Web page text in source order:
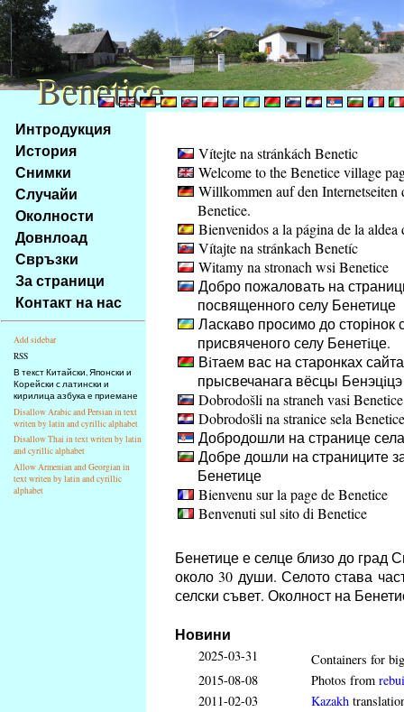
Na
obsah
stránky
Klávesové
zkratky
tomto
webu
základní
Hlavní
strana
Интродукция
История
Снимки
Случайи
Околности
Довнлоад
Свръзки
За страници
Контакт на нас
Add sidebar
RSS
В текст Китайски, Японски и
Корейски с латински и
кирилица азбука е приемане
Disallow Arabic and Persian in text
writen by latin and cyrillic alphabet
Disallow Thai in text writen by latin
and cyrillic alphabet
Allow Armenian and Georgian in
text writen by latin and cyrillic
alphabet
Vítejte na stránkách Benetic
Welcome to the Benetice village
Willkommen auf den Internetseiten
Benetice.
Bienvenidos a la página de la aldea
Vítajte na stránkach Benetíc
Witamy na stronach wsi Benetice
Добро пожаловать на
посвященного селу Бенетице
Ласкаво просимо до сторінок
присвяченого селу Бенетiце.
Вiтаем вас на старонках
прысвечанага вёсцы Бенэцiцэ
Dobrodošli na straneh vasi Benetice
Dobrodošli na stranice sela Benetice
Добродошли на странице
Добре дошли на страниците
Бенетице
Bienvenu sur la page de Benetice
Benvenuti sul sito di Benetice
Бенетице е селце близо до град
около 30 души. Селото става
селски съвет. Околност на
Новини
2025-03-31
Containers for
2015-08-08
Photos from
2011-02-03
Kazakh
Benetice
Benetice